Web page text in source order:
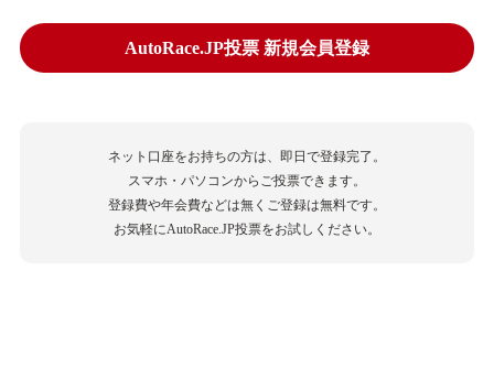
AutoRace.JP投票 新規会員登録
ネット口座をお持ちの方は、即日で登録完了。
スマホ・パソコンからご投票できます。
登録費や年会費などは無くご登録は無料です。
お気軽にAutoRace.JP投票をお試しください。